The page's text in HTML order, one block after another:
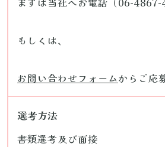
もしくは、
お問い合わせフォームからご応
選考方法
書類選考及び面接